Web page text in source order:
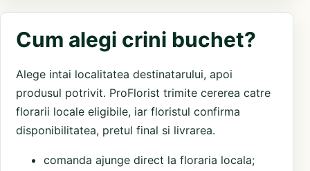
Cum alegi crini buchet?
Alege intai localitatea destinatarului, apoi
produsul potrivit. ProFlorist trimite cererea catre
florarii locale eligibile, iar floristul confirma
disponibilitatea, pretul final si livrarea.
comanda ajunge direct la floraria locala;